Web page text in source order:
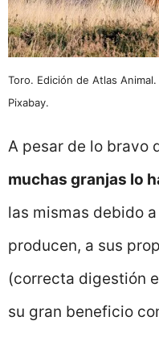
Toro. Edición de Atlas
Pixabay.
A pesar de lo bravo
muchas granjas lo
las mismas debido
producen, a sus
(correcta digestión
su gran beneficio